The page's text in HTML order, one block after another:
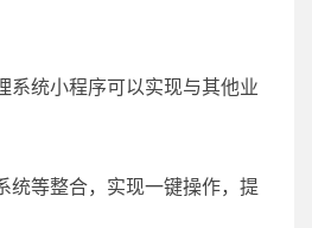
系统小程序可以实现与其他业
统等整合，实现一键操作，提